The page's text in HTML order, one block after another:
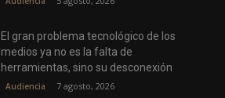
El gran problema tecnológico de los
medios ya no es la falta de
herramientas, sino su desconexión
Audiencia 7 agosto, 2026